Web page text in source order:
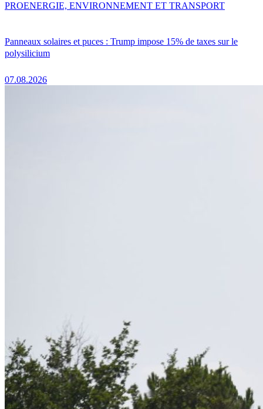
Panneaux solaires et puces : Trump impose 15% de taxes sur le
polysilicium
07.08.2026
PROENERGIE, ENVIRONNEMENT ET TRANSPORT